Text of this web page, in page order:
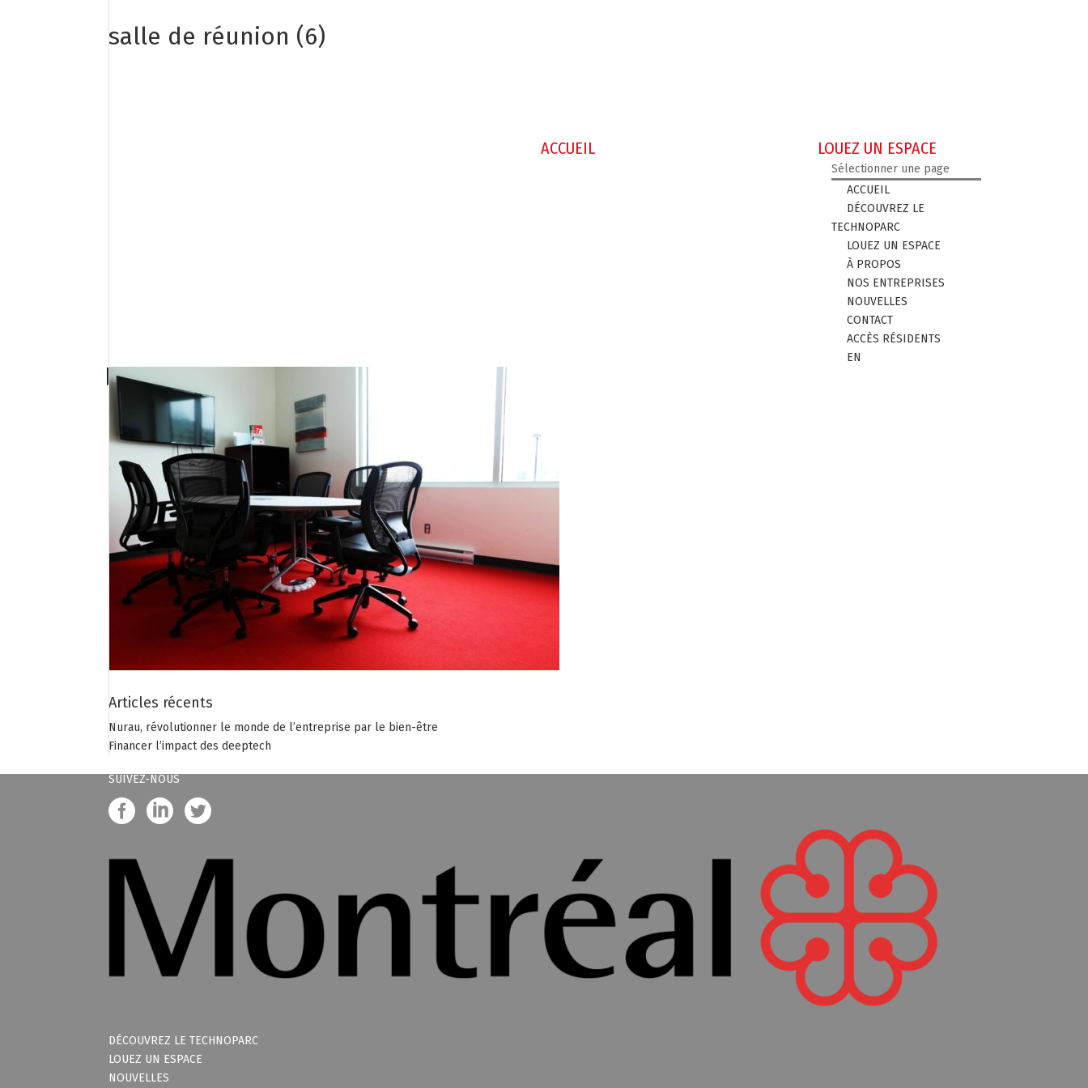
ACCUEIL LOUEZ UN ESPACE
Sélectionner une page
ACCUEIL
DÉCOUVREZ LE
TECHNOPARC
LOUEZ UN ESPACE
À PROPOS
NOS ENTREPRISES
NOUVELLES
CONTACT
ACCÈS RÉSIDENTS
EN
salle de réunion (6)
Articles récents
Nurau, révolutionner le monde de l’entreprise par le bien-être
Financer l’impact des deeptech
SUIVEZ-NOUS
DÉCOUVREZ LE TECHNOPARC
LOUEZ UN ESPACE
NOUVELLES